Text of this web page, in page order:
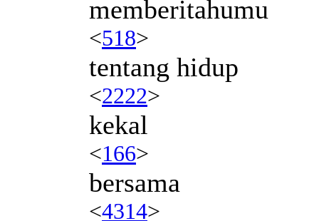
memberitahumu
<518>
tentang hidup
<2222>
kekal
<166>
bersama
<4314>